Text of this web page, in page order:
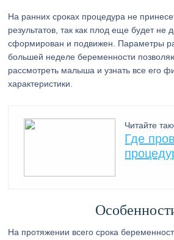
На ранних сроках процедура не
результатов, так как плод еще будет не
сформирован и подвижен. Параметры
большей неделе беременности
рассмотреть малыша и узнать все его
характеристики.
Читайте
Где
На протяжении всего срока